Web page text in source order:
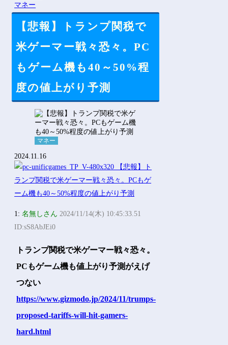
Powered by livedoor 相互RSS
マネー
【悲報】トランプ関税で
米ゲーマー戦々恐々。PC
もゲーム機も40～50%程
度の値上がり予測
マネー
2024.11.16
1:名無しさん 2024/11/14(木) 10:45:33.51
ID:sS8AbJEi0
トランプ関税で米ゲーマー戦々恐々。
PCもゲーム機も値上がり予測がえげ
つない
https://www.gizmodo.jp/2024/11/trumps-
proposed-tariffs-will-hit-gamers-
hard.html